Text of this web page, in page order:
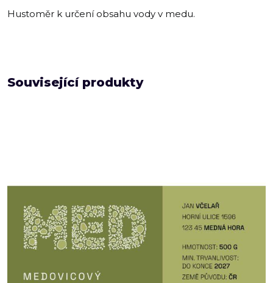
Hustoměr k určení obsahu vody v medu.
Související produkty